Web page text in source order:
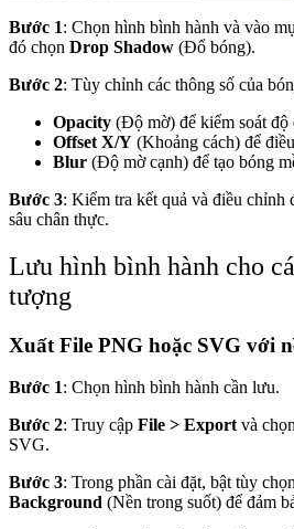
Bước 1: Chọn hình bình hành và vào
đó chọn Drop Shadow (Đổ bóng).
Bước 2: Tùy chỉnh các thông số của
Opacity (Độ mờ) để kiểm soát độ
Offset X/Y (Khoảng cách) để
Blur (Độ mờ cạnh) để tạo bóng
Bước 3: Kiểm tra kết quả và điều chỉnh
sâu chân thực.
Lưu hình bình hành cho
tượng
Xuất File PNG hoặc SVG với
Bước 1: Chọn hình bình hành cần lưu.
Bước 2: Truy cập File > Exportvà
SVG.
Bước 3: Trong phần cài đặt, bật tùy
Background (Nền trong suốt) để đảm